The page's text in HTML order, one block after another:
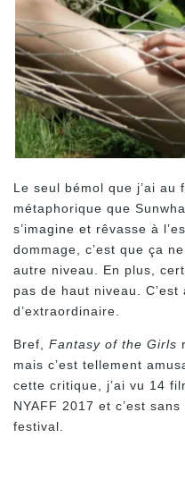
Le seul bémol que j’ai au
métaphorique que
s’imagine et rêvasse à
dommage, c’est que ça
autre niveau. En plus,
pas de haut niveau.
d’extraordinaire.
Bref, Fantasy of the Girls
mais c’est tellement
cette critique, j’ai vu 14
NYAFF 2017 et c’est
festival.